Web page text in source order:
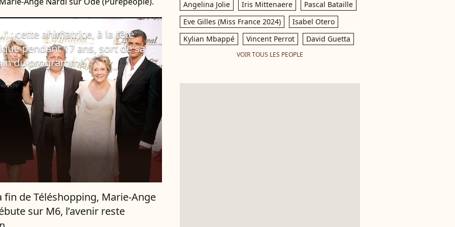
: cette animatrice, à la tête
pendant 17 ans, sort de sa
du programme
fin de Téléshopping, Marie-Ange
sur M6, l’avenir reste
Angelina Jolie Iris Mittenaere
Pascal Bataille
Eve Gilles (Miss France 2024)
Isabel Otero
Kylian Mbappé
Vincent Perrot David Guetta
VOIR TOUS LES PEOPLE